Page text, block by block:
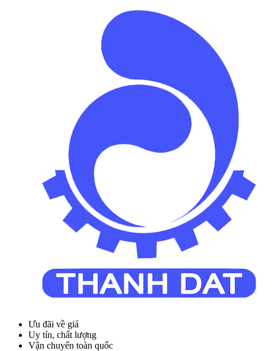
Ưu đãi về giá
Uy tín, chất lượng
Vận chuyển toàn quốc